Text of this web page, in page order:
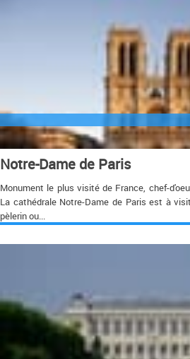
Notre-Dame de Paris
Monument le plus visité de France, chef-
La cathédrale Notre-Dame de Paris est à
pèlerin ou...